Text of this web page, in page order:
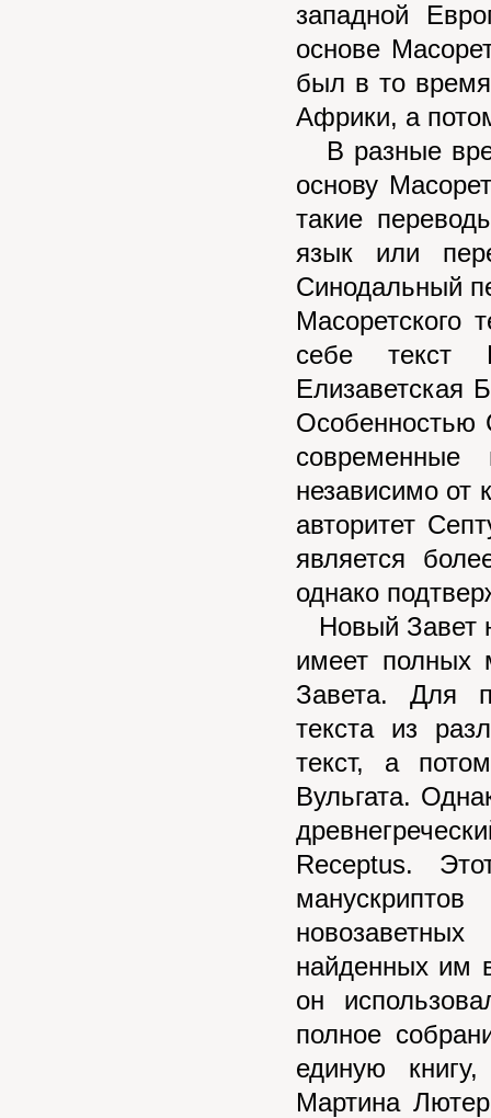
западной
основе
был в то
Африки, а
В разные
основу
такие
язык или
Синодальный
Масоретского
себе текст
Елизаветская
Особенностью
независимо от
авторитет
является
однако
Новый Завет
имеет полных
Завета. Для
текста из
текст, а
Вульгата.
Receptus.
найденных им
он
полное
единую
Мартина